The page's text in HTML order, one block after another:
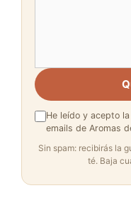
He leído y acepto la
emails de Aromas
Sin spam: recibirás la
té. Baja